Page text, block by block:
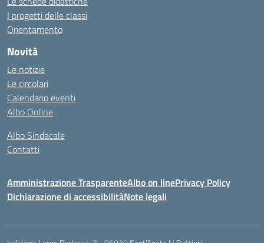
I progetti delle classi
Orientamento
Novità
Le notizie
Le circolari
Calendario eventi
Albo Online
Albo Sindacale
Contatti
Amministrazione TrasparenteAlbo on linePrivacy Policy
Dichiarazione di accessibilitàNote legali